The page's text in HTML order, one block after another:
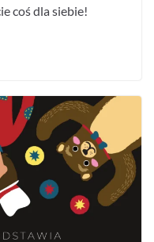
coś dla siebie!